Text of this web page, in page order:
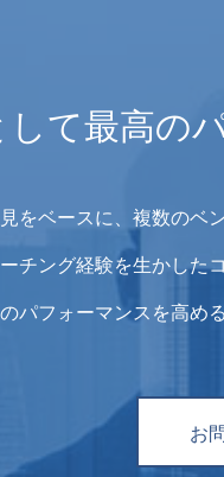
して最高の
をベースに、複数のベ
チング経験を生かした
パフォーマンスを高め
お